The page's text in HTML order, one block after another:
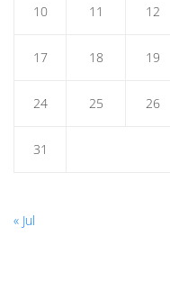
10 11 12
17 18 19
24 25 26
31
« Jul